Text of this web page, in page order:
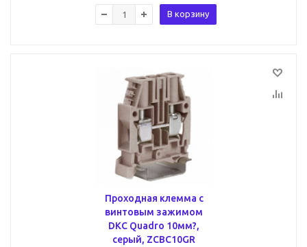
В корзину
Проходная клемма с
винтовым зажимом
DKC Quadro 10мм?,
серый, ZCBC10GR